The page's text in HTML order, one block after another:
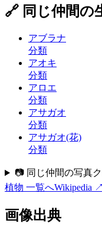
🔗 同じ仲間の
アブラナ
分類
アオキ
分類
アロエ
分類
アサガオ
分類
アサガオ(花)
分類
📷 同じ仲間の写真
植物 一覧へWikipedia ↗
画像出典